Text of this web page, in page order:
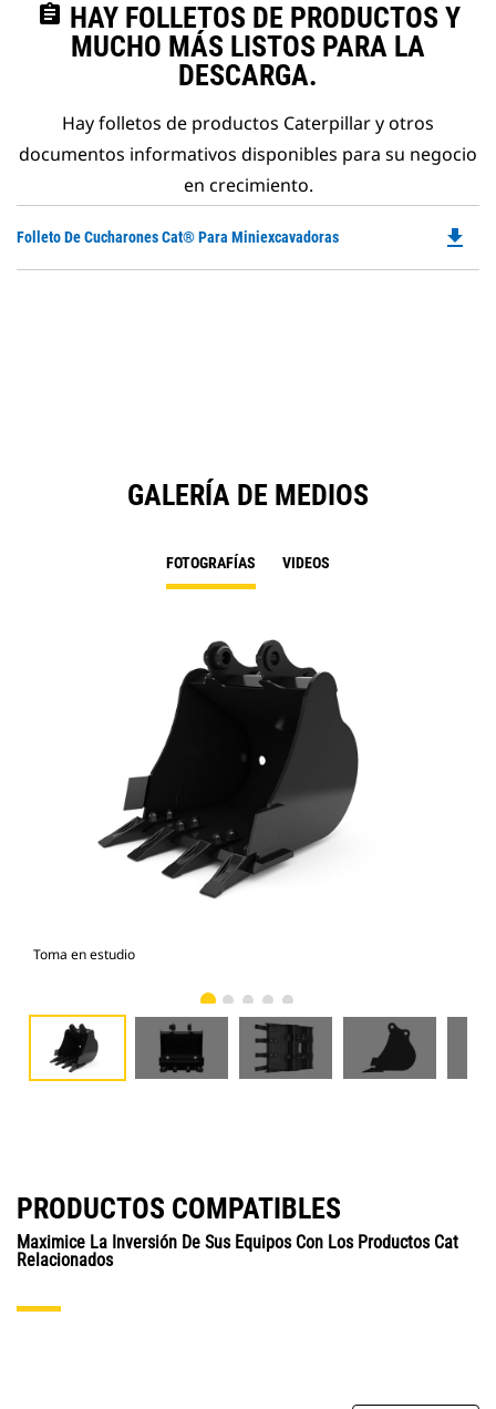
assignment HAY FOLLETOS DE PRODUCTOS Y
MUCHO MÁS LISTOS PARA LA
DESCARGA.
Hay folletos de productos Caterpillar y otros
documentos informativos disponibles para su negocio
en crecimiento.
Folleto De Cucharones Cat® Para Miniexcavadoras file_download
GALERÍA DE MEDIOS
FOTOGRAFÍAS VIDEOS
Toma en estudio
PRODUCTOS COMPATIBLES
Maximice La Inversión De Sus Equipos Con Los Productos Cat
Relacionados